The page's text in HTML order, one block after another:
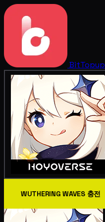
BitTopup
WUTHERING WAVES 충전